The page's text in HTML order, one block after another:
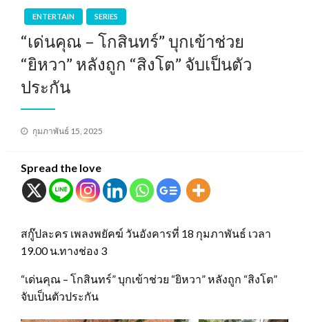
ENTERTAIN SERIES
“เด่นคุณ – โกสินทร์” บุกเข้าช่วย
“ยิหวา” หลังถูก “สิงโต” จับเป็นตัว
ประกัน
Posted
กุมภาพันธ์ 15, 2025
Spread the love
สกู๊ปละคร เพลงพยัคฆ์ วันอังคารที่ 18 กุมภาพันธ์ เวลา
19.00 น.ทางช่อง 3
“เด่นคุณ – โกสินทร์” บุกเข้าช่วย “ยิหวา” หลังถูก “สิงโต”
จับเป็นตัวประกัน